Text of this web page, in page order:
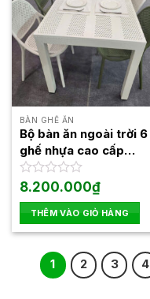
BÀN GHẾ ĂN
Bộ bàn ăn ngoài trời 6
ghế nhựa cao cấp
BBCF98
Được
hạng
0
5
8.200.000₫
THÊM VÀO GIỎ HÀNG
1 2 3 4